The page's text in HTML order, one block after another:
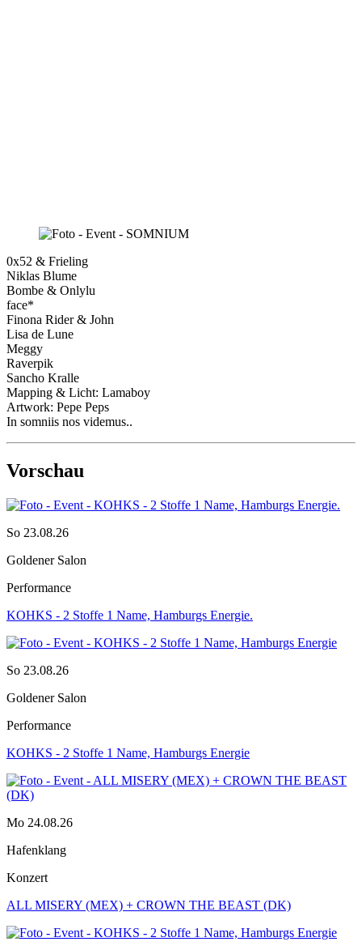
0x52 & Frieling
Niklas Blume
Bombe & Onlylu
face*
Finona Rider & John
Lisa de Lune
Meggy
Raverpik
Sancho Kralle
Mapping & Licht: Lamaboy
Artwork: Pepe Peps
In somniis nos videmus..
Vorschau
So 23.08.26
Goldener Salon
Performance
KOHKS - 2 Stoffe 1 Name, Hamburgs Energie.
So 23.08.26
Goldener Salon
Performance
KOHKS - 2 Stoffe 1 Name, Hamburgs Energie
Mo 24.08.26
Hafenklang
Konzert
ALL MISERY (MEX) + CROWN THE BEAST (DK)